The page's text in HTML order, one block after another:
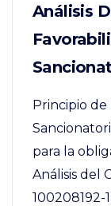
Análisis
Principio de
para la
Análisis del
100208192-